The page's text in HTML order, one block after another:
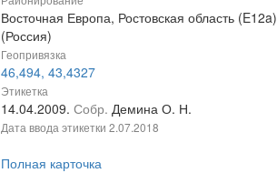
Восточная Европа, Ростовская область (E12a)
(Россия)
Геопривязка
46,494, 43,4327
Этикетка
14.04.2009. Собр. Демина О. Н.
Дата ввода этикетки 2.07.2018
Полная карточка